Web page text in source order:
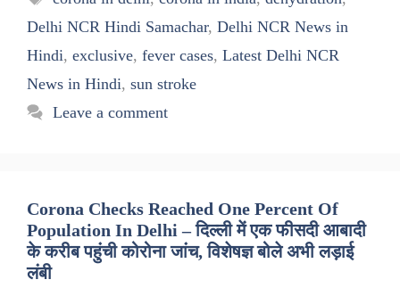
Delhi NCR Hindi Samachar, Delhi NCR News in
Hindi, exclusive, fever cases, Latest Delhi NCR
News in Hindi, sun stroke
Leave a comment
Corona Checks Reached One Percent Of
Population In Delhi – दिल्ली में एक फीसदी आबादी
के करीब पहुंची कोरोना जांच, विशेषज्ञ बोले अभी लड़ाई
लंबी